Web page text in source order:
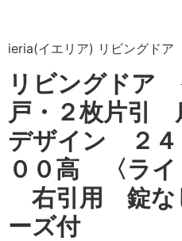
ieria(イエリア) リビングドア
リビングドア
戸・２枚片引
デザイン ２
００高 〈ライ
右引用 錠な
ーズ付